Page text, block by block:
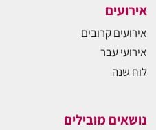
אירועים
אירועים קרובים
אירועי עבר
לוח שנה
נושאים מובילים